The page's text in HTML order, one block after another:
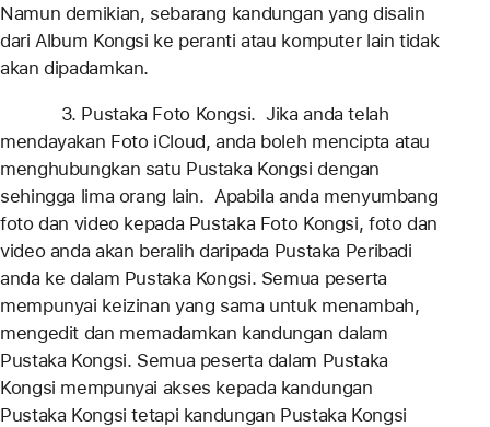
Namun demikian, sebarang kandungan yang disalin
dari Album Kongsi ke peranti atau komputer lain tidak
akan dipadamkan.
3. Pustaka Foto Kongsi. Jika anda telah
mendayakan Foto iCloud, anda boleh mencipta atau
menghubungkan satu Pustaka Kongsi dengan
sehingga lima orang lain. Apabila anda menyumbang
foto dan video kepada Pustaka Foto Kongsi, foto dan
video anda akan beralih daripada Pustaka Peribadi
anda ke dalam Pustaka Kongsi. Semua peserta
mempunyai keizinan yang sama untuk menambah,
mengedit dan memadamkan kandungan dalam
Pustaka Kongsi. Semua peserta dalam Pustaka
Kongsi mempunyai akses kepada kandungan
Pustaka Kongsi tetapi kandungan Pustaka Kongsi